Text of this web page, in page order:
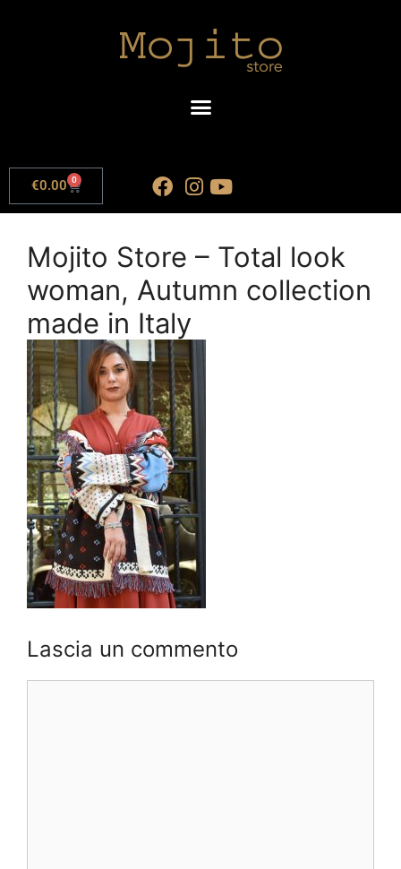
€0.00 0
Mojito Store – Total look
woman, Autumn collection
made in Italy
Lascia un commento